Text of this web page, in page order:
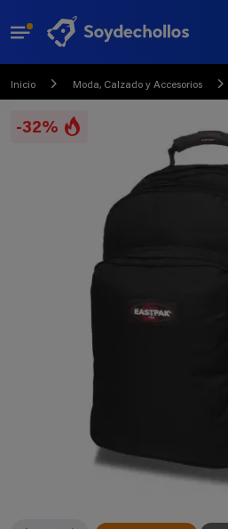
Inicio Moda, Calzado y Accesorios
-32%